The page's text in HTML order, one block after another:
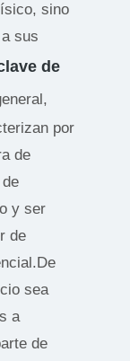
sino
sus
de
por
de
y ser
de
sea
a
de